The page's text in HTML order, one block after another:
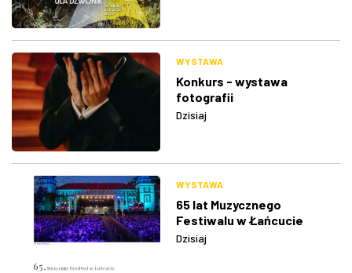
WYSTAWA
Konkurs - wystawa
fotografii
Dzisiaj
WYSTAWA
65 lat Muzycznego
Festiwalu w Łańcucie
Dzisiaj